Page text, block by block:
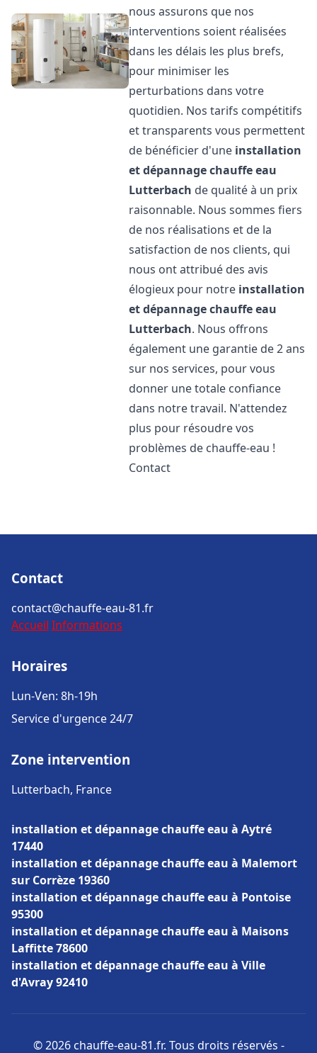
nous assurons que nos
interventions soient réalisées
dans les délais les plus brefs,
pour minimiser les
perturbations dans votre
quotidien. Nos tarifs compétitifs
et transparents vous permettent
de bénéficier d'une installation
et dépannage chauffe eau
Lutterbach de qualité à un prix
raisonnable. Nous sommes fiers
de nos réalisations et de la
satisfaction de nos clients, qui
nous ont attribué des avis
élogieux pour notre installation
et dépannage chauffe eau
Lutterbach. Nous offrons
également une garantie de 2 ans
sur nos services, pour vous
donner une totale confiance
dans notre travail. N'attendez
plus pour résoudre vos
problèmes de chauffe-eau !
Contact
Contact
contact@chauffe-eau-81.fr
Accueil Informations
Horaires
Lun-Ven: 8h-19h
Service d'urgence 24/7
Zone intervention
Lutterbach, France
installation et dépannage chauffe eau à Aytré
17440
installation et dépannage chauffe eau à Malemort
sur Corrèze 19360
installation et dépannage chauffe eau à Pontoise
95300
installation et dépannage chauffe eau à Maisons
Laffitte 78600
installation et dépannage chauffe eau à Ville
d'Avray 92410
© 2026 chauffe-eau-81.fr. Tous droits réservés -